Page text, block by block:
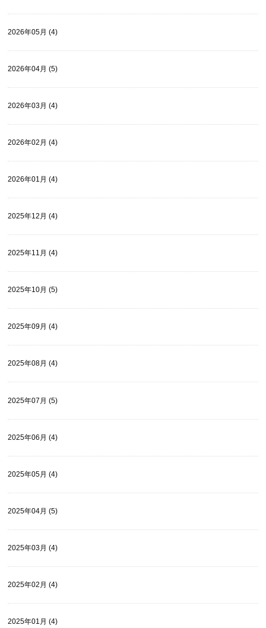
2026年05月 (4)
2026年04月 (5)
2026年03月 (4)
2026年02月 (4)
2026年01月 (4)
2025年12月 (4)
2025年11月 (4)
2025年10月 (5)
2025年09月 (4)
2025年08月 (4)
2025年07月 (5)
2025年06月 (4)
2025年05月 (4)
2025年04月 (5)
2025年03月 (4)
2025年02月 (4)
2025年01月 (4)